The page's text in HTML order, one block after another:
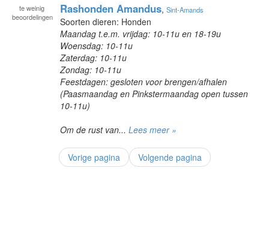
te weinig
beoordelingen
Rashonden Amandus, Sint-Amands
Soorten dieren: Honden
Maandag t.e.m. vrijdag: 10-11u en 18-19u
Woensdag: 10-11u
Zaterdag: 10-11u
Zondag: 10-11u
Feestdagen: gesloten voor brengen/afhalen
(Paasmaandag en Pinkstermaandag open tussen
10-11u)
Om de rust van... Lees meer »
Vorige pagina Volgende pagina